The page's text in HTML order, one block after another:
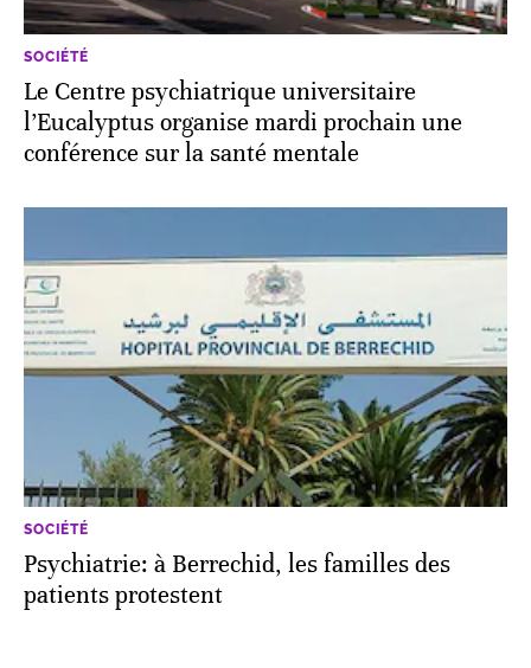
SOCIÉTÉ
Le Centre psychiatrique universitaire
l’Eucalyptus organise mardi prochain une
conférence sur la santé mentale
SOCIÉTÉ
Psychiatrie: à Berrechid, les familles des
patients protestent